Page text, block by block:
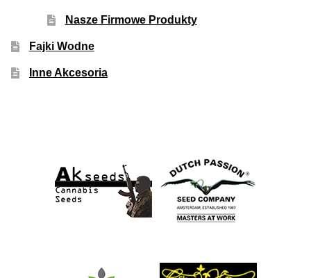
Nasze Firmowe Produkty
Fajki Wodne
Inne Akcesoria